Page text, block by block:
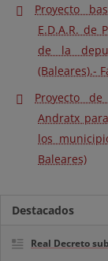
Proyecto
E.D.A.R. de
de la
(Baleares).-
Proyecto
Andratx
los
Baleares)
Destacados
Real Decreto